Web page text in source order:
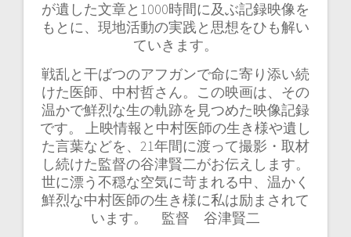
が遺した文章と1000時間に及ぶ記録映像を
もとに、現地活動の実践と思想をひも解い
ていきます。
戦乱と干ばつのアフガンで命に寄り添い続
けた医師、中村哲さん。この映画は、その
温かで鮮烈な生の軌跡を見つめた映像記録
です。 上映情報と中村医師の生き様や遺し
た言葉などを、21年間に渡って撮影・取材
し続けた監督の谷津賢二がお伝えします。
世に漂う不穏な空気に苛まれる中、温かく
鮮烈な中村医師の生き様に私は励まされて
います。 監督 谷津賢二